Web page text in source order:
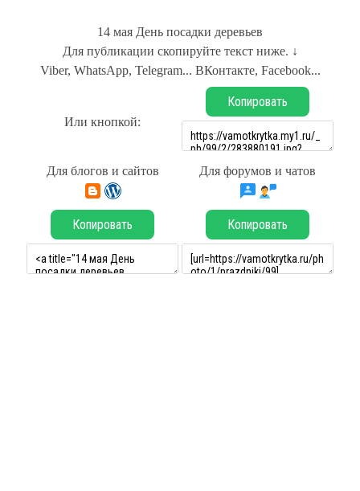
14 мая День посадки деревьев
Для публикации скопируйте текст ниже. ↓
Viber, WhatsApp, Telegram... ВКонтакте, Facebook...
Или кнопкой:
Копировать
Для блогов и сайтов Для форумов и чатов
Копировать Копировать